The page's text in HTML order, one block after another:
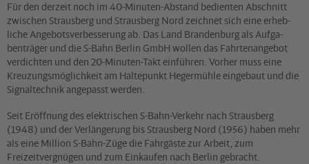
Für den derzeit noch im 40-Minuten-Abstand bedienten Abschnitt
zwischen Strausberg und Strausberg Nord zeichnet sich eine erheb-
liche Angebotsverbesserung ab. Das Land Brandenburg als Aufga-
benträger und die S-Bahn Berlin GmbH wollen das Fahrtenangebot
verdichten und den 20-Minuten-Takt einführen. Vorher muss eine
Kreuzungsmöglichkeit am Haltepunkt Hegermühle eingebaut und die
Signaltechnik angepasst werden.
Seit Eröffnung des elektrischen S-Bahn-Verkehr nach Strausberg
(1948) und der Verlängerung bis Strausberg Nord (1956) haben mehr
als eine Million S-Bahn-Züge die Fahrgäste zur Arbeit, zum
Freizeitvergnügen und zum Einkaufen nach Berlin gebracht.